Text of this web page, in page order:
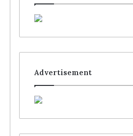
Advertisement